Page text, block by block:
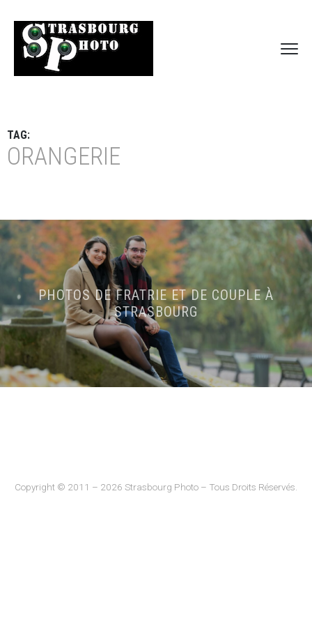
TAG:
ORANGERIE
PHOTOS DE FRATRIE ET DE COUPLE À
STRASBOURG
Copyright © 2011 – 2026 Strasbourg Photo – Tous Droits Réservés.